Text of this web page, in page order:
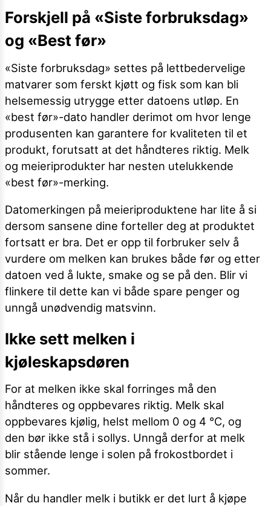
Forskjell på «Siste forbruksdag»
og «Best før»
«Siste forbruksdag» settes på lettbedervelige
matvarer som ferskt kjøtt og fisk som kan bli
helsemessig utrygge etter datoens utløp. En
«best før»-dato handler derimot om hvor lenge
produsenten kan garantere for kvaliteten til et
produkt, forutsatt at det håndteres riktig. Melk
og meieriprodukter har nesten utelukkende
«best før»-merking.
Datomerkingen på meieriproduktene har lite å si
dersom sansene dine forteller deg at produktet
fortsatt er bra. Det er opp til forbruker selv å
vurdere om melken kan brukes både før og etter
datoen ved å lukte, smake og se på den. Blir vi
flinkere til dette kan vi både spare penger og
unngå unødvendig matsvinn.
Ikke sett melken i
kjøleskapsdøren
For at melken ikke skal forringes må den
håndteres og oppbevares riktig. Melk skal
oppbevares kjølig, helst mellom 0 og 4 °C, og
den bør ikke stå i sollys. Unngå derfor at melk
blir stående lenge i solen på frokostbordet i
sommer.
Når du handler melk i butikk er det lurt å kjøpe